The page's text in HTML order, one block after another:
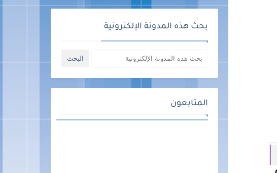
بحث هذه المدونة الإلكترونية
المتابعون